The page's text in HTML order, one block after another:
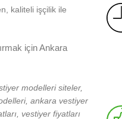
kaliteli işçilik ile
için Ankara
modelleri siteler,
ankara vestiyer
vestiyer fiyatları